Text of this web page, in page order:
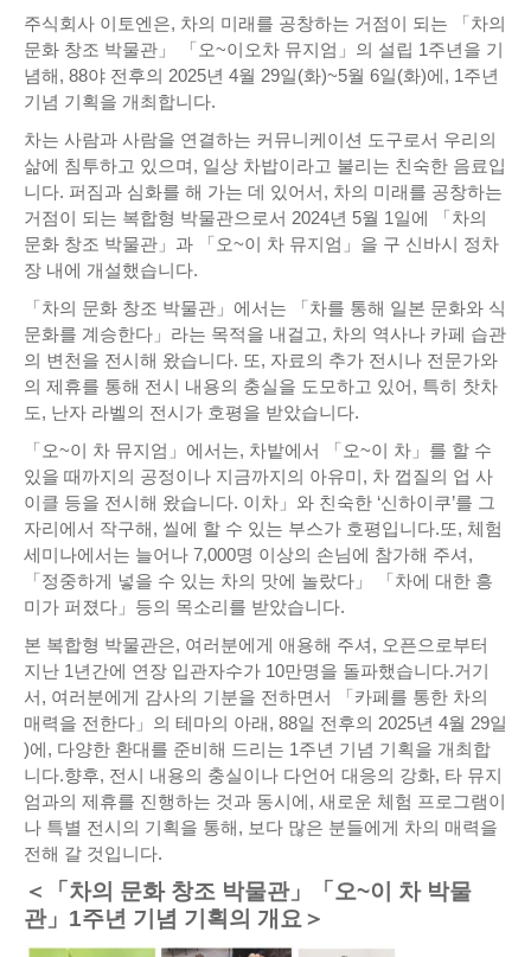
주식회사 이토엔은, 차의 미래를 공창하는 거점이 되는 「차의
문화 창조 박물관」 「오~이오차 뮤지엄」의 설립 1주년을 기
념해, 88야 전후의 2025년 4월 29일(화)~5월 6일(화)에, 1주년
기념 기획을 개최합니다.
차는 사람과 사람을 연결하는 커뮤니케이션 도구로서 우리의
삶에 침투하고 있으며, 일상 차밥이라고 불리는 친숙한 음료입
니다. 퍼짐과 심화를 해 가는 데 있어서, 차의 미래를 공창하는
거점이 되는 복합형 박물관으로서 2024년 5월 1일에 「차의
문화 창조 박물관」과 「오~이 차 뮤지엄」을 구 신바시 정차
장 내에 개설했습니다.
「차의 문화 창조 박물관」에서는 「차를 통해 일본 문화와 식
문화를 계승한다」라는 목적을 내걸고, 차의 역사나 카페 습관
의 변천을 전시해 왔습니다. 또, 자료의 추가 전시나 전문가와
의 제휴를 통해 전시 내용의 충실을 도모하고 있어, 특히 찻차
도, 난자 라벨의 전시가 호평을 받았습니다.
「오~이 차 뮤지엄」에서는, 차밭에서 「오~이 차」를 할 수
있을 때까지의 공정이나 지금까지의 아유미, 차 껍질의 업 사
이클 등을 전시해 왔습니다. 이차」와 친숙한 ‘신하이쿠’를 그
자리에서 작구해, 씰에 할 수 있는 부스가 호평입니다.또, 체험
세미나에서는 늘어나 7,000명 이상의 손님에 참가해 주셔,
「정중하게 넣을 수 있는 차의 맛에 놀랐다」 「차에 대한 흥
미가 퍼졌다」등의 목소리를 받았습니다.
본 복합형 박물관은, 여러분에게 애용해 주셔, 오픈으로부터
지난 1년간에 연장 입관자수가 10만명을 돌파했습니다.거기
서, 여러분에게 감사의 기분을 전하면서 「카페를 통한 차의
매력을 전한다」의 테마의 아래, 88일 전후의 2025년 4월 29일
)에, 다양한 환대를 준비해 드리는 1주년 기념 기획을 개최합
니다.향후, 전시 내용의 충실이나 다언어 대응의 강화, 타 뮤지
엄과의 제휴를 진행하는 것과 동시에, 새로운 체험 프로그램이
나 특별 전시의 기획을 통해, 보다 많은 분들에게 차의 매력을
전해 갈 것입니다.
＜「차의 문화 창조 박물관」「오~이 차 박물
관」1주년 기념 기획의 개요＞